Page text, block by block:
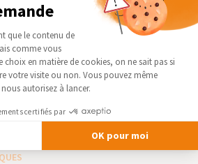
NOS PARTENAIRES
La Maison des Architectes
Expert Bricolage
Intégrer notre réseau
Des travaux pour les pros ?
Gestion du
que le contenu de
comme vous
choix en matière de cookies, on ne sait pas si
votre visite ou non. Vous pouvez même
autorisez à lancer.
certifiés par
OK pour moi
consent